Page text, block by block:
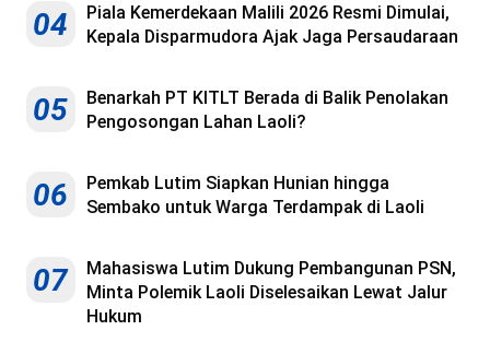
04
Piala Kemerdekaan Malili 2026 Resmi Dimulai,
Kepala Disparmudora Ajak Jaga Persaudaraan
05
Benarkah PT KITLT Berada di Balik Penolakan
Pengosongan Lahan Laoli?
06
Pemkab Lutim Siapkan Hunian hingga
Sembako untuk Warga Terdampak di Laoli
07
Mahasiswa Lutim Dukung Pembangunan PSN,
Minta Polemik Laoli Diselesaikan Lewat Jalur
Hukum